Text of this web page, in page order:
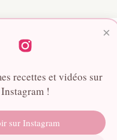
×
recettes et vidéos sur
Instagram !
sur Instagram